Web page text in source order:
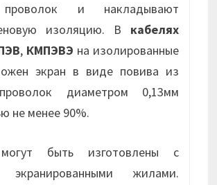
и накладывают
изоляцию. В кабелях
, КМПЭВЭ на изолированные
экран в виде повива из
диаметром 0,13мм
не менее 90%.
быть изготовлены с
экранированными жилами.